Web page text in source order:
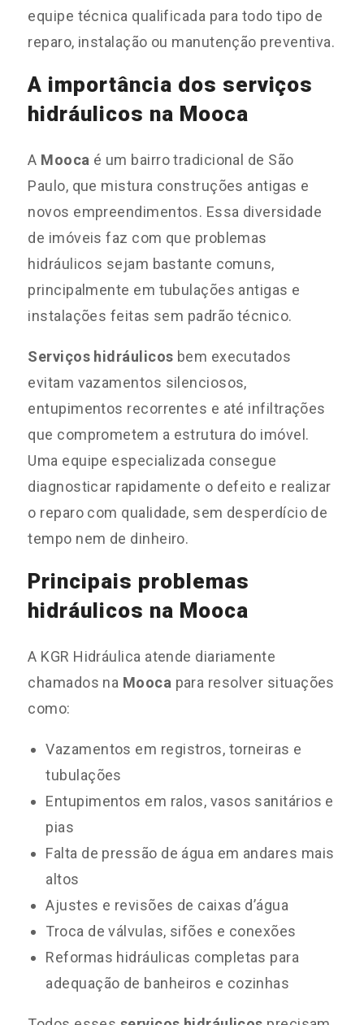
equipe técnica qualificada para todo tipo de
reparo, instalação ou manutenção preventiva.
A importância dos serviços
hidráulicos na Mooca
A Mooca é um bairro tradicional de São
Paulo, que mistura construções antigas e
novos empreendimentos. Essa diversidade
de imóveis faz com que problemas
hidráulicos sejam bastante comuns,
principalmente em tubulações antigas e
instalações feitas sem padrão técnico.
Serviços hidráulicos bem executados
evitam vazamentos silenciosos,
entupimentos recorrentes e até infiltrações
que comprometem a estrutura do imóvel.
Uma equipe especializada consegue
diagnosticar rapidamente o defeito e realizar
o reparo com qualidade, sem desperdício de
tempo nem de dinheiro.
Principais problemas
hidráulicos na Mooca
A KGR Hidráulica atende diariamente
chamados na Mooca para resolver situações
como:
Vazamentos em registros, torneiras e
tubulações
Entupimentos em ralos, vasos sanitários e
pias
Falta de pressão de água em andares mais
altos
Ajustes e revisões de caixas d’água
Troca de válvulas, sifões e conexões
Reformas hidráulicas completas para
adequação de banheiros e cozinhas